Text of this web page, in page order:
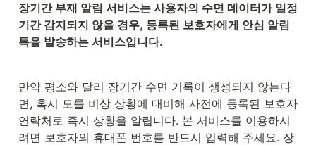
장기간 부재 알림 서비스는 사용자의 수면 데이터가 일정
기간 감지되지 않을 경우, 등록된 보호자에게 안심 알림
톡을 발송하는 서비스입니다.
만약 평소와 달리 장기간 수면 기록이 생성되지 않는다
면, 혹시 모를 비상 상황에 대비해 사전에 등록된 보호자
연락처로 즉시 상황을 알립니다. 본 서비스를 이용하시
려면 보호자의 휴대폰 번호를 반드시 입력해 주세요. 장